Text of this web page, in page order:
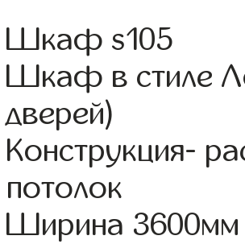
Шкаф s105
Шкаф в стиле
дверей)
Конструкция-
потолок
Ширина 3600мм